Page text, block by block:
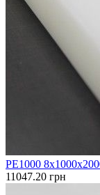
PE1000
11047.20 грн